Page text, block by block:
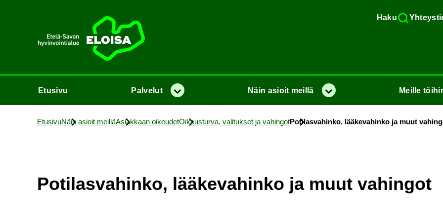
Haku
Etusi­vu
Etusi­vu Pal­ve­lut Va­lik­ko Näin asioit meil­lä Va­lik­ko Meil­le
Etusi­vuNäin asioit meil­läAsiak­kaan oi­keu­detOi­keus­tur­va, va­li­tuk­set ja va­hin­gotPo­ti­las­va­hin­ko, lää­ke­va­hin­ko ja muut
Po­ti­las­va­hin­ko, lää­ke­va­hin­ko ja muut va­hin­got